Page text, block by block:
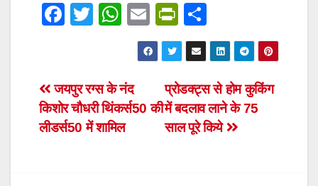
F
e
b
o
T
er
W
at
s
A
p
E
m
ail
Pr
in
tF
ri
e
n
h
ar
e
Post
navigation
प्रोडक्‍ट्स से होम कुकिंग
में बदलाव लाने के 75
साल पूरे किये
जयपुर रग्स के नंद
किशोर चौधरी थिंकर्स50 की
लीडर्स50 में शामिल